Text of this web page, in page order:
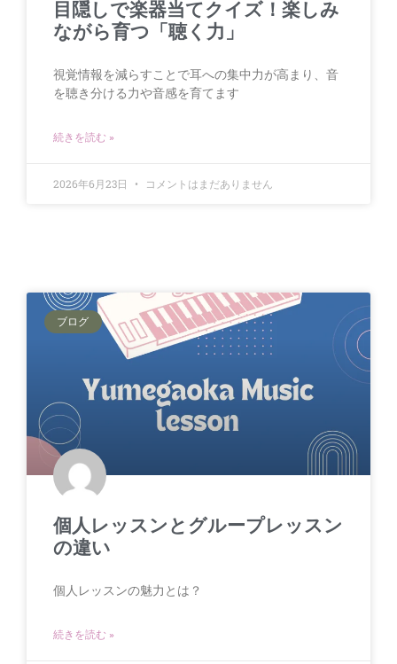
目隠しで楽器当てクイズ！楽しみ
ながら育つ「聴く力」
視覚情報を減らすことで耳への集中力が高まり、音
を聴き分ける力や音感を育てます
続きを読む »
2026年6月23日 コメントはまだありません
ブログ
個人レッスンとグループレッスン
の違い
個人レッスンの魅力とは？
続きを読む »